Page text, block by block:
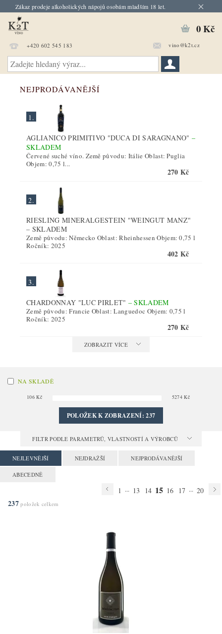
Zákaz prodeje alkoholických nápojů osobám mladším 18 let.
+420 602 545 183 vino@k2t.cz
0 Kč
NEJPRODÁVANĚJŠÍ
1.
AGLIANICO PRIMITIVO "DUCA DI SARAGNANO" –
SKLADEM
Červené suché víno. Země původu: Itálie Oblast: Puglia
Objem: 0,75 l...
270 Kč
2.
RIESLING MINERALGESTEIN "WEINGUT MANZ"
– SKLADEM
Země původu: Německo Oblast: Rheinhessen Objem: 0,75 l
Ročník: 2025
402 Kč
3.
CHARDONNAY "LUC PIRLET" –SKLADEM
Země původu: Francie Oblast: Languedoc Objem: 0,75 l
Ročník: 2025
270 Kč
ZOBRAZIT VÍCE
NA SKLADĚ
106 Kč 5274 Kč
POLOŽEK K ZOBRAZENÍ:237
FILTR PODLE PARAMETRŮ, VLASTNOSTÍ A VÝROBCŮ
NEJLEVNĚJŠÍ NEJDRAŽŠÍ NEJPRODÁVANĚJŠÍ
ABECEDNĚ
1 ... 13 14 15 16 17 ... 20
237položek celkem